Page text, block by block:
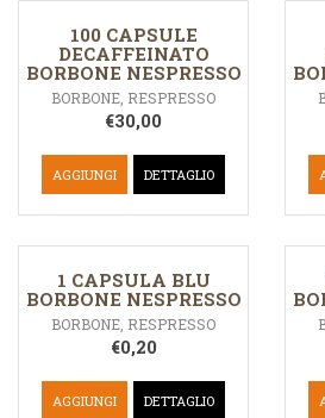
100 CAPSULE
DECAFFEINATO
BORBONE NESPRESSO
BORBONE, RESPRESSO
€30,00
AGGIUNGI DETTAGLIO
1 CAPSULA BLU
BORBONE NESPRESSO
BORBONE, RESPRESSO
€0,20
AGGIUNGI DETTAGLIO